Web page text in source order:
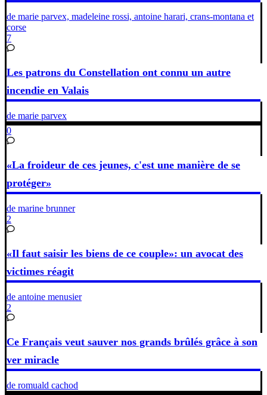
de marie parvex, madeleine rossi, antoine harari, crans-montana et
corse
7
Les patrons du Constellation ont connu un autre
incendie en Valais
de marie parvex
0
«La froideur de ces jeunes, c'est une manière de se
protéger»
de marine brunner
2
«Il faut saisir les biens de ce couple»: un avocat des
victimes réagit
de antoine menusier
2
Ce Français veut sauver nos grands brûlés grâce à son
ver miracle
de romuald cachod